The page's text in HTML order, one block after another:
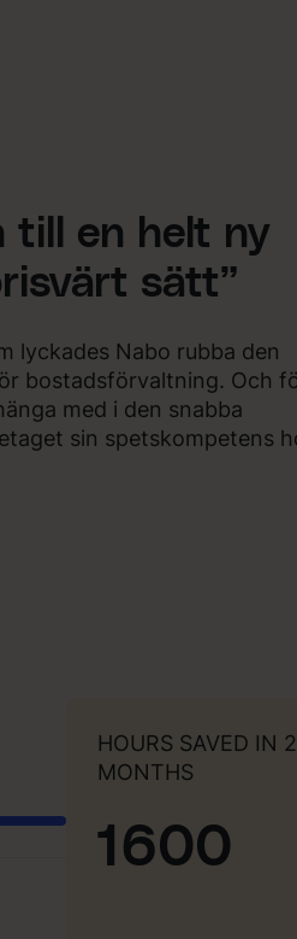
till en helt ny
sätt”
lyckades Nabo rubba den
bostadsförvaltning. Och
med i den snabba
sin spetskompetens
HOURS SAVED IN
MONTHS
1600